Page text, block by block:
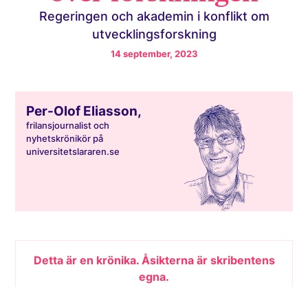
Regeringen och akademin i konflikt om
utvecklingsforskning
14 september, 2023
Per-Olof Eliasson,
frilansjournalist och
nyhetskrönikör på
universitetslararen.se
Detta är en krönika. Åsikterna är skribentens
egna.